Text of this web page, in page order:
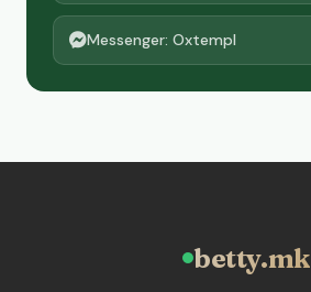
Messenger: Oxtempl
betty.mk